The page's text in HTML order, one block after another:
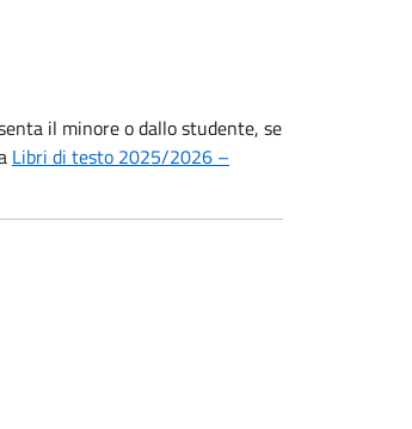
il minore o dallo studente, se
Libri di testo 2025/2026 –